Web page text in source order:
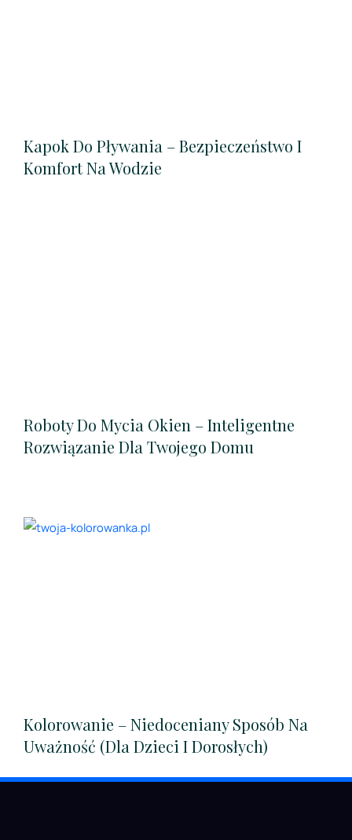
Kapok Do Pływania – Bezpieczeństwo I
Komfort Na Wodzie
Roboty Do Mycia Okien – Inteligentne
Rozwiązanie Dla Twojego Domu
Kolorowanie – Niedoceniany Sposób Na
Uważność (dla Dzieci I Dorosłych)